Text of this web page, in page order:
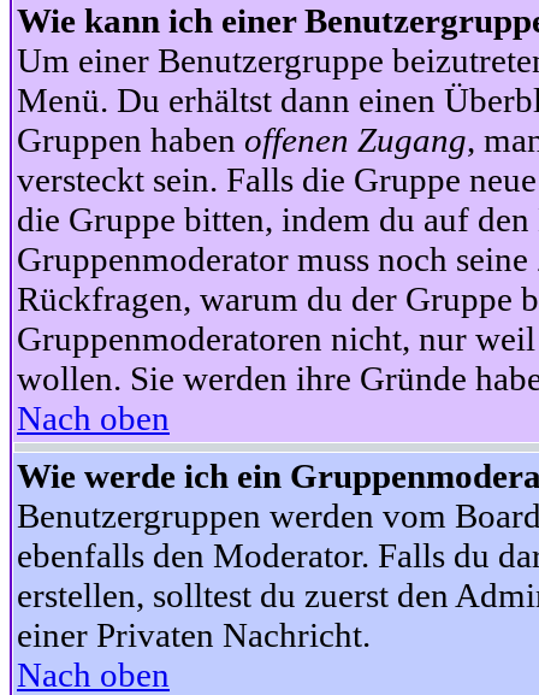
Wie kann ich einer
Um einer Benutzergruppe
Menü. Du erhältst dann einen
Gruppen haben offenen Zugang,
versteckt sein. Falls die Gruppe
die Gruppe bitten, indem du auf
Gruppenmoderator muss noch
Rückfragen, warum du der Gruppe
Gruppenmoderatoren nicht, nur
wollen. Sie werden ihre Gründe
Nach oben
Wie werde ich ein
Benutzergruppen werden vom
ebenfalls den Moderator. Falls du
erstellen, solltest du zuerst den
einer Privaten Nachricht.
Nach oben